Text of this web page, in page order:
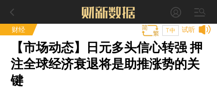
财经 试听
T中
【市场动态】日元多头信心转强 押
注全球经济衰退将是助推涨势的关
键